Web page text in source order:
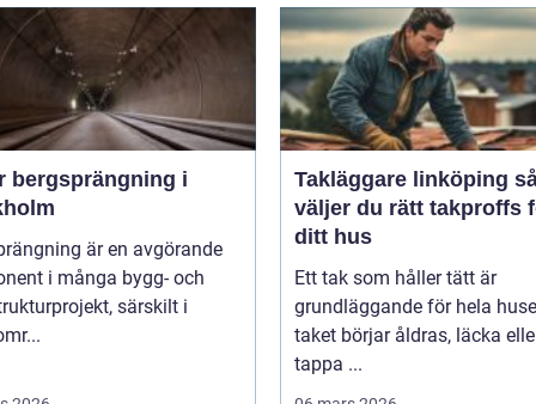
bergsprängning i
är en avgörande
i många bygg- och
särskilt i
Takläggare linköping så
väljer du rätt takproffs
ditt hus
Ett tak som håller tätt är
grundläggande för hela
taket börjar åldras, läcka
tappa ...